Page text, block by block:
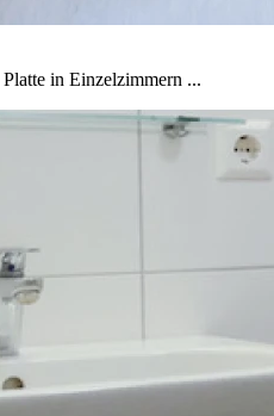
in Einzelzimmern ...